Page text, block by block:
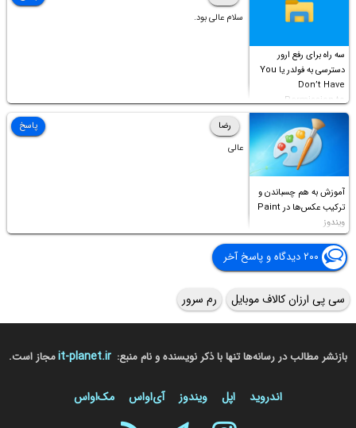
سه راه برای رفع ارور
دسترسی به فولدر یا You
Don’t Have
Permission to
Access this folder
سلام عالی بود.
آموزش به هم چسباندن و
ترکیب عکس‌ها در Paint
ویندوز
رضا
عالی
پاسخ
۲۰۰ دیدگاه و پاسخ آخر
سی پی ارزان کالاف موبایل رم سرور
بازنشر مطالب در رسانه‌ها تنها با ذکر نویسنده و نام منبع: it-planet.irمجاز است.
اندروید اپل ویندوز آی‌او‌اس مک‌او‌اس